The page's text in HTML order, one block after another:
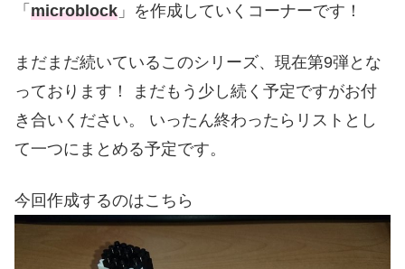
「 microblock 」を作成していくコーナーです！
まだまだ続いているこのシリーズ、現在第9弾とな
っております！ まだもう少し続く予定ですがお付
き合いください。 いったん終わったらリストとし
て一つにまとめる予定です。
今回作成するのはこちら